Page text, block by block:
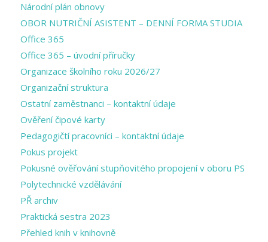
Národní plán obnovy
OBOR NUTRIČNÍ ASISTENT – DENNÍ FORMA STUDIA
Office 365
Office 365 – úvodní příručky
Organizace školního roku 2026/27
Organizační struktura
Ostatní zaměstnanci – kontaktní údaje
Ověření čipové karty
Pedagogičtí pracovníci – kontaktní údaje
Pokus projekt
Pokusné ověřování stupňovitého propojení v oboru PS
Polytechnické vzdělávání
PŘ archiv
Praktická sestra 2023
Přehled knih v knihovně